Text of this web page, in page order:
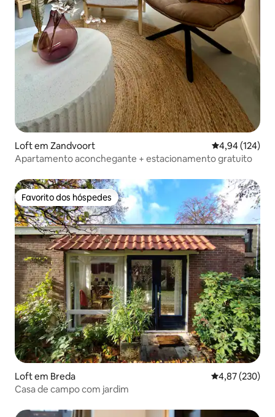
Loft em Zandvoort Classificação
4,94 (124)
Apartamento aconchegante + estacionamento gratuito
Favorito dos hóspedes
Favorito dos hóspedes
Loft em Breda Classificação
4,87 (230)
Casa de campo com jardim